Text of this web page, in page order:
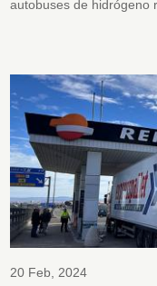
autobuses de hidrógeno
20 Feb, 2024